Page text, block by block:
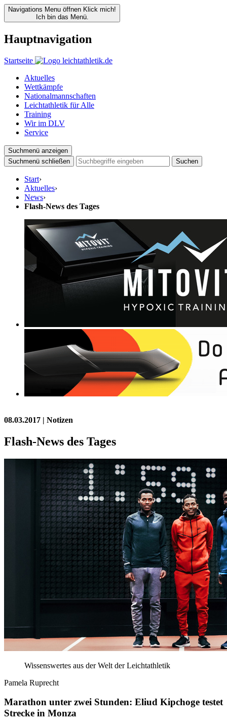
Navigations Menu öffnen Klick mich!
Ich bin das Menü.
Hauptnavigation
Startseite
Aktuelles
Wettkämpfe
Nationalmannschaften
Leichtathletik für Alle
Training
Wir im DLV
Service
Suchmenü anzeigen
Suchmenü schließen
Suchen
Start›
Aktuelles›
News›
Flash-News des Tages
08.03.2017 | Notizen
Flash-News des Tages
Wissenswertes aus der Welt der Leichtathletik
Pamela Ruprecht
Marathon unter zwei Stunden: Eliud Kipchoge testet
Strecke in Monza